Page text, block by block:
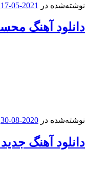
نوشته‌شده در 2021-05-17
دانلود آهنگ
نوشته‌شده در 2020-08-30
دانلود آهنگ